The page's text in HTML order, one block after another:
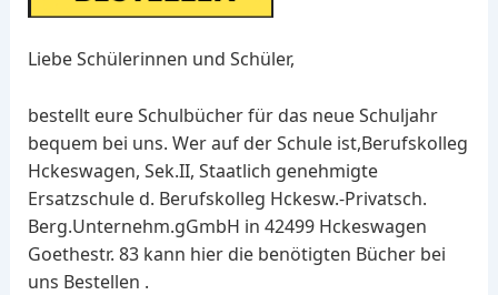
Liebe Schülerinnen und Schüler,
bestellt eure Schulbücher für das neue Schuljahr
bequem bei uns. Wer auf der Schule ist,Berufskolleg
Hckeswagen, Sek.II, Staatlich genehmigte
Ersatzschule d. Berufskolleg Hckesw.-Privatsch.
Berg.Unternehm.gGmbH in 42499 Hckeswagen
Goethestr. 83 kann hier die benötigten Bücher bei
uns Bestellen .